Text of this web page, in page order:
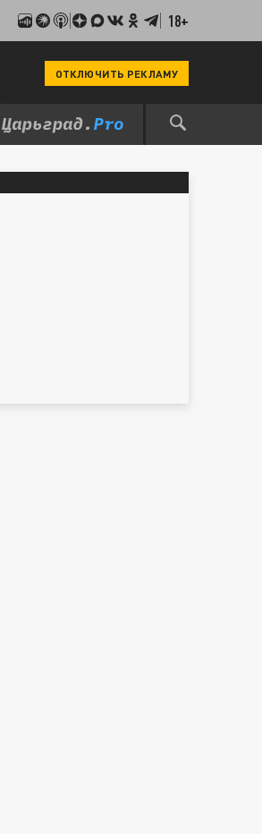
18+
ОТКЛЮЧИТЬ РЕКЛАМУ